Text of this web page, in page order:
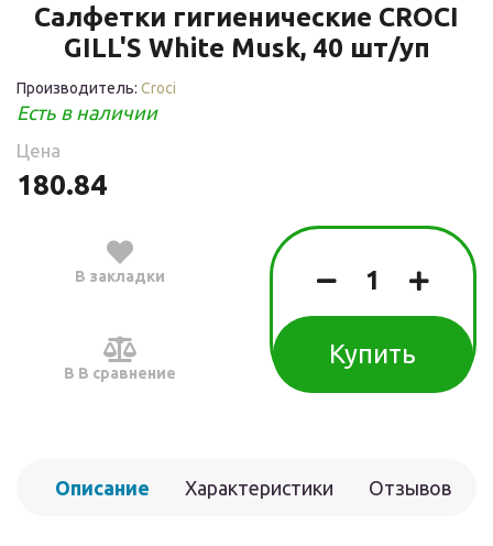
Салфетки гигиенические CROCI
GILL'S White Musk, 40 шт/уп
Производитель: Croci
Есть в наличии
Цена
180.84
В закладки
В В сравнение
Купить
Описание Характеристики Отзывов